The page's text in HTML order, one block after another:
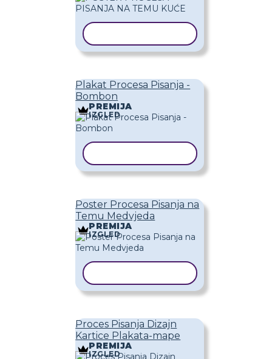
Plakat Procesa Pisanja -
Bombon
PREMIJA
IZGLED
Poster Procesa Pisanja na
Temu Medvjeda
PREMIJA
IZGLED
Proces Pisanja Dizajn
Kartice Plakata-mape
PREMIJA
IZGLED